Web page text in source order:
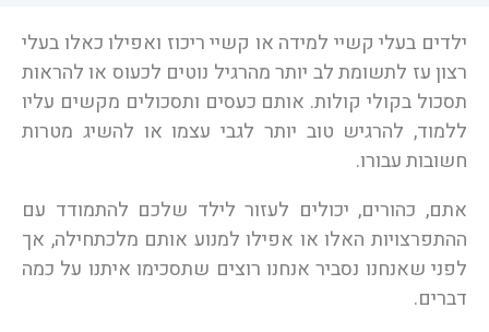
ילדים בעלי קשיי למידה או קשיי ריכוז ואפילו כאלו בעלי
רצון עז לתשומת לב יותר מהרגיל נוטים לכעוס או להראות
תסכול בקולי קולות. אותם כעסים ותסכולים מקשים עליו
ללמוד, להרגיש טוב יותר לגבי עצמו או להשיג מטרות
חשובות עבורו.
אתם, כהורים, יכולים לעזור לילד שלכם להתמודד עם
ההתפרצויות האלו או אפילו למנוע אותם מלכתחילה, אך
לפני שאנחנו נסביר אנחנו רוצים שתסכימו איתנו על כמה
דברים.